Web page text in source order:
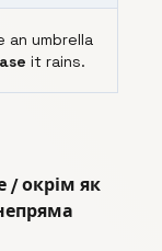
an umbrella
it rains.
/ окрім як